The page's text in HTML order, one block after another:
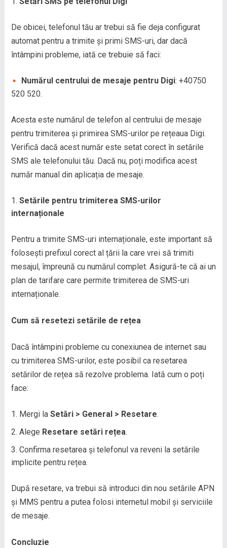
De obicei, telefonul tău ar trebui să fie deja configurat
automat pentru a trimite și primi SMS-uri, dar dacă
întâmpini probleme, iată ce trebuie să faci:
Numărul centrului de mesaje pentru Digi: +40750
520 520.
Acesta este numărul de telefon al centrului de mesaje
pentru trimiterea și primirea SMS-urilor pe rețeaua Digi.
Verifică dacă acest număr este setat corect în setările
SMS ale telefonului tău. Dacă nu, poți modifica acest
număr manual din aplicația de mesaje.
Setările pentru trimiterea SMS-urilor
internaționale
Pentru a trimite SMS-uri internaționale, este important să
folosești prefixul corect al țării la care vrei să trimiti
mesajul, împreună cu numărul complet. Asigură-te că ai un
plan de tarifare care permite trimiterea de SMS-uri
internaționale.
Cum să resetezi setările de rețea
Dacă întâmpini probleme cu conexiunea de internet sau
cu trimiterea SMS-urilor, este posibil ca resetarea
setărilor de rețea să rezolve problema. Iată cum o poți
face:
Mergi la Setări > General > Resetare.
Alege Resetare setări rețea.
Confirma resetarea și telefonul va reveni la setările
implicite pentru rețea.
După resetare, va trebui să introduci din nou setările APN
și MMS pentru a putea folosi internetul mobil și serviciile
de mesaje.
Concluzie